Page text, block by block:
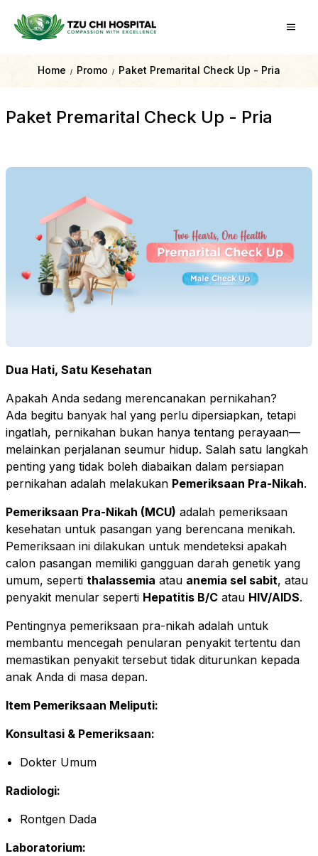
Home / Promo / Paket Premarital Check Up - Pria
Paket Premarital Check Up - Pria
Dua Hati, Satu Kesehatan
Apakah Anda sedang merencanakan pernikahan?
Ada begitu banyak hal yang perlu dipersiapkan, tetapi
ingatlah, pernikahan bukan hanya tentang perayaan—
melainkan perjalanan seumur hidup. Salah satu langkah
penting yang tidak boleh diabaikan dalam persiapan
pernikahan adalah melakukan Pemeriksaan Pra-Nikah.
Pemeriksaan Pra-Nikah (MCU) adalah pemeriksaan
kesehatan untuk pasangan yang berencana menikah.
Pemeriksaan ini dilakukan untuk mendeteksi apakah
calon pasangan memiliki gangguan darah genetik yang
umum, seperti thalassemia atau anemia sel sabit, atau
penyakit menular seperti Hepatitis B/C atau HIV/AIDS.
Pentingnya pemeriksaan pra-nikah adalah untuk
membantu mencegah penularan penyakit tertentu dan
memastikan penyakit tersebut tidak diturunkan kepada
anak Anda di masa depan.
Item Pemeriksaan Meliputi:
Konsultasi & Pemeriksaan:
Dokter Umum
Radiologi:
Rontgen Dada
Laboratorium: